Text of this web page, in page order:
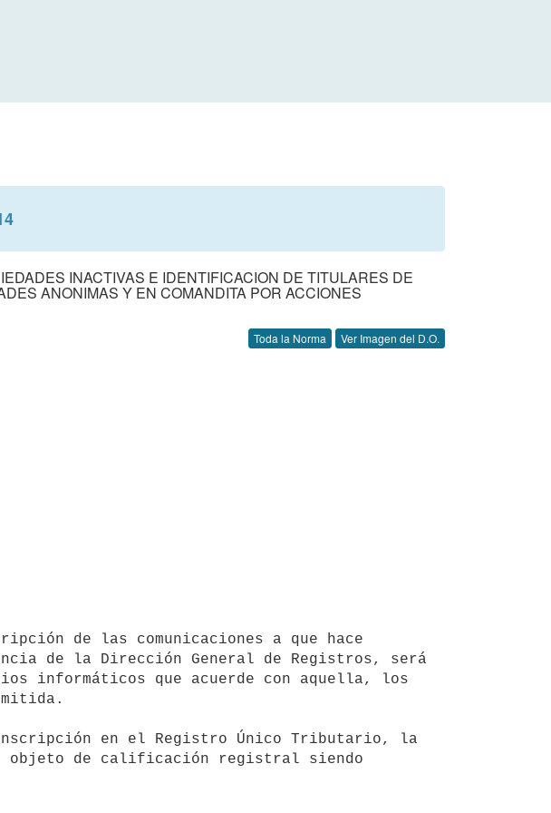
INACTIVAS E IDENTIFICACION DE TITULARES DE
ANONIMAS Y EN COMANDITA POR ACCIONES
Toda la Norma Ver Imagen del D.O.
de la Dirección General de Registros, será
informáticos que acuerde con aquella, los
objeto de calificación registral siendo